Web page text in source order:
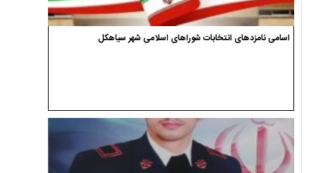
اسامی نامزدهای انتخابات شوراهای اسلامی شهر سیاهکل